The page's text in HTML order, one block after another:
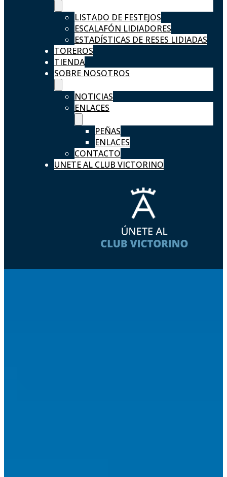
LISTADO DE FESTEJOS
ESCALAFÓN LIDIADORES
ESTADÍSTICAS DE RESES LIDIADAS
TOREROS
TIENDA
SOBRE NOSOTROS
NOTICIAS
ENLACES
PEÑAS
ENLACES
CONTACTO
UNETE AL CLUB VICTORINO